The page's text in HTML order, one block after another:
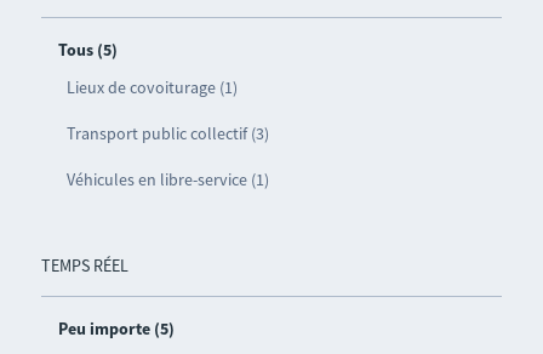
Tous (5)
Lieux de covoiturage (1)
Transport public collectif (3)
Véhicules en libre-service (1)
TEMPS RÉEL
Peu importe (5)